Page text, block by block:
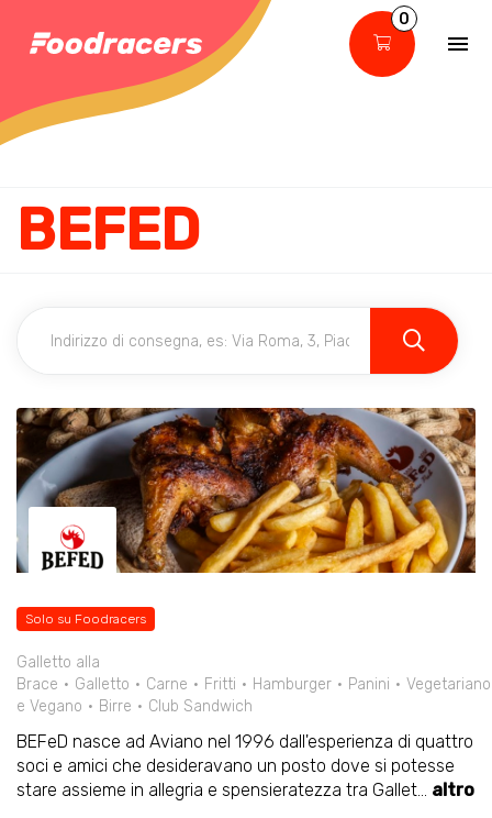
0
BEFED
Solo su Foodracers
Galletto alla
Brace
Galletto Carne Fritti Hamburger Panini
Vegetariano
e Vegano
Birre Club Sandwich
BEFeD nasce ad Aviano nel 1996 dall'esperienza di quattro
soci e amici che desideravano un posto dove si potesse
stare assieme in allegria e spensieratezza tra Gallet... altro